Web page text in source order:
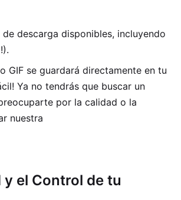
descarga disponibles, incluyendo
!).
GIF se guardará directamente en tu
Ya no tendrás que buscar un
por la calidad o la
nuestra
y el Control de tu